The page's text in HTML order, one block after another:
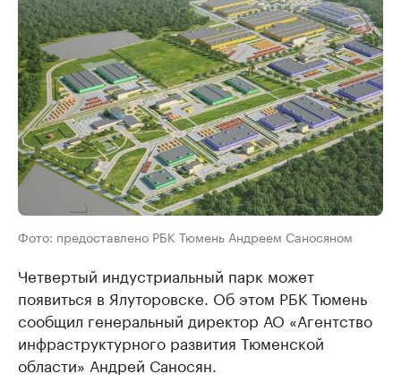
Фото: предоставлено РБК Тюмень Андреем Саносяном
Четвертый индустриальный парк может
появиться в Ялуторовске. Об этом РБК Тюмень
сообщил генеральный директор АО «Агентство
инфраструктурного развития Тюменской
области» Андрей Саносян.